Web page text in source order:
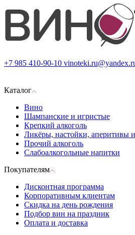
+7 985 410-90-10
Каталог
Вино
Шампанские и игристые
Крепкий алкоголь
Ликёры, настойки, аперитивы
Прочий алкоголь
Слабоалкогольные напитки
Покупателям
Дисконтная программа
Корпоративным клиентам
Скидка на день рождения
Подбор вин на праздник
Оплата и доставка